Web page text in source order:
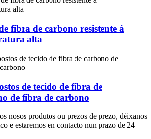
fibra de carbono resistente á
alta
de tecido de fibra de
de fibra de carbono
nosos produtos ou prezos de prezo, déixanos
e estaremos en contacto nun prazo de 24